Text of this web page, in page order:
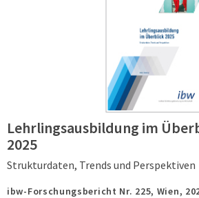
Lehrlingsausbildung im
2025
Strukturdaten, Trends und Perspektiven
ibw-Forschungsbericht Nr. 225, Wien,